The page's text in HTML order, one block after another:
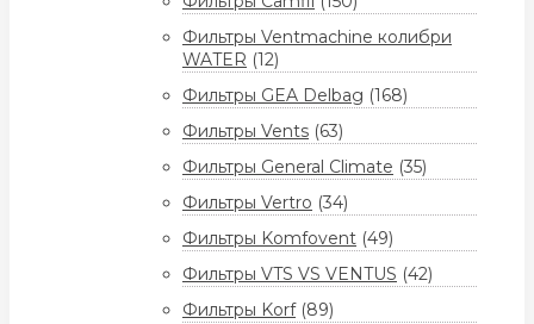
Фильтры Ventmachine колибри
WATER (12)
Фильтры GEA Delbag (168)
Фильтры Vents (63)
Фильтры General Climate (35)
Фильтры Vertro (34)
Фильтры Komfovent (49)
Фильтры VTS VS VENTUS (42)
Фильтры Korf (89)